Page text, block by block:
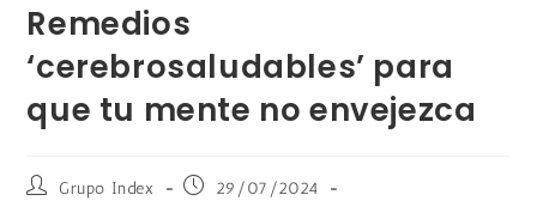
Remedios
‘cerebrosaludables’ para
que tu mente no envejezca
Grupo Index
29/07/2024